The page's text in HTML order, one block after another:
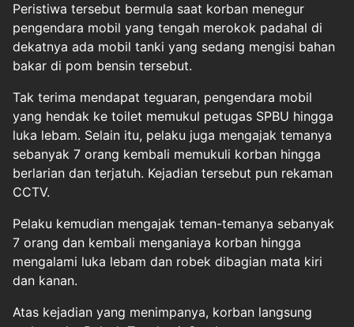
Peristiwa tersebut bermula saat korban menegur
pengendara mobil yang tengah merokok padahal di
dekatnya ada mobil tanki yang sedang mengisi bahan
bakar di pom bensin tersebut.
Tak terima mendapat teguaran, pengendara mobil
yang hendak ke toilet memukul petugas SPBU hingga
luka lebam. Selain itu, pelaku juga mengajak temanya
sebanyak 7 orang kembali memukuli korban hingga
berlarian dan terjatuh. Kejadian tersebut pun rekaman
CCTV.
Pelaku kemudian mengajak teman-temanya sebanyak
7 orang dan kembali menganiaya korban hingga
mengalami luka lebam dan robek dibagian mata kiri
dan kanan.
Atas kejadian yang menimpanya, korban langsung